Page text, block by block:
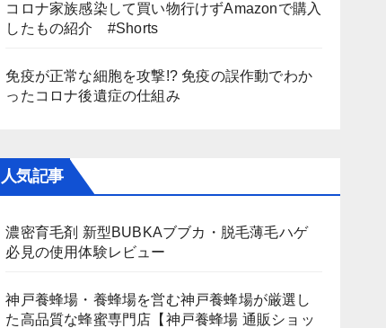
コロナ家族感染して買い物行けずAmazonで購入
したもの紹介 #Shorts
免疫が正常な細胞を攻撃!? 免疫の誤作動でわか
ったコロナ後遺症の仕組み
人気記事
濃密育毛剤 新型BUBKAブブカ・脱毛薄毛ハゲ
必見の使用体験レビュー
神戸養蜂場・養蜂場を営む神戸養蜂場が厳選し
た高品質な蜂蜜専門店【神戸養蜂場 通販ショッ